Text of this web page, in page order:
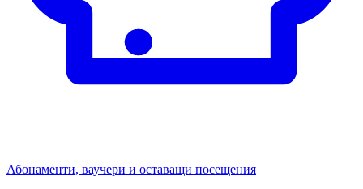
Абонаменти, ваучери и оставащи посещения